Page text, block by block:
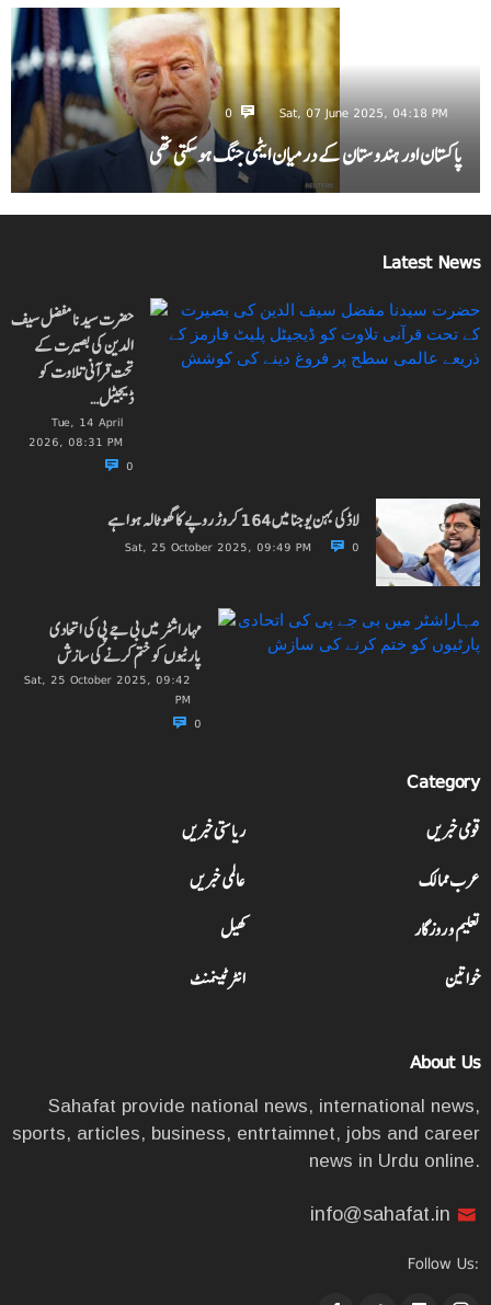
Sat, 07 June 2025, 04:18 PM
0
پاکستان اور ہندوستان کے درمیان ایٹمی جنگ ہو سکتی تھی
Latest News
حضرت سیدنا مفضل سیف
الدین کی بصیرت کے
تحت قرآنی تلاوت کو
ڈیجیٹل…
Tue, 14 April
2026, 08:31 PM
0
لاڈکی بہن یوجنا میں 164 کروڑ روپے کا گھوٹالہ ہوا ہے
Sat, 25 October 2025, 09:49 PM 0
مہاراشٹر میں بی جے پی کی اتحادی
پارٹیوں کو ختم کرنے کی سازش
Sat, 25 October 2025, 09:42
PM
0
Category
قومی خبریں
ریاستی خبریں
عرب ممالک
عالمی خبریں
تعلیم و روزگار
کھیل
خواتین
انٹرٹینمنٹ
About Us
Sahafat provide national news, international news,
sports, articles, business, entrtaimnet, jobs and career
news in Urdu online.
info@sahafat.in
Follow Us: